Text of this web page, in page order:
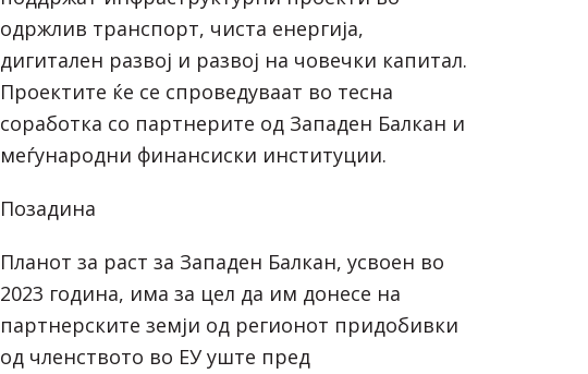
одржлив транспорт, чиста енергија,
дигитален развој и развој на човечки капитал.
Проектите ќе се спроведуваат во тесна
соработка со партнерите од Западен Балкан и
меѓународни финансиски институции.
Позадина
Планот за раст за Западен Балкан, усвоен во
2023 година, има за цел да им донесе на
партнерските земји од регионот придобивки
од членството во ЕУ уште пред